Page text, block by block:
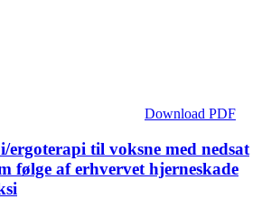
Download PDF
til voksne med nedsat
følge af erhvervet hjerneskade